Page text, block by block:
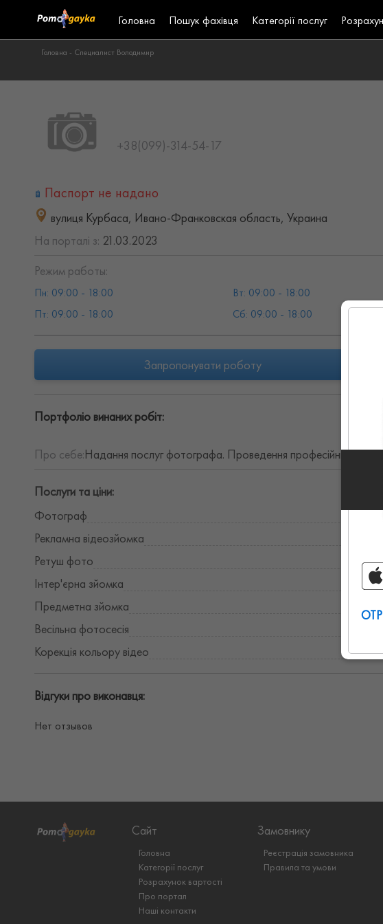
Головна Пошук фахівця Категорії послуг
Головна - Специалист Володимир
+38(099)-314-54-17
Паспорт не надано
вулиця Курбаса, Ивано-Франковская область, Украина
На порталі з: 21.03.2023
Режим работы:
Пн: 09:00 - 18:00 Вт: 09:00 - 18:00
Пт: 09:00 - 18:00
Сб: 09:00 - 18:00
Запропонувати роботу
Портфоліо винаних робіт:
Про себе:Надання послуг фотографа. Проведення професійних
Послуги та ціни:
Фотограф
Рекламна відеозйомка
Ретуш фото
Інтер'єрна зйомка
Предметна зйомка
Весільна фотосесія
Корекція кольору відео
Відгуки про виконавця:
Нет отзывов
Сайт
Головна
Категорії послуг
Розрахунок вартості
Про портал
Наші контакти
Замовнику
Реєстрація замовника
Правила та умови